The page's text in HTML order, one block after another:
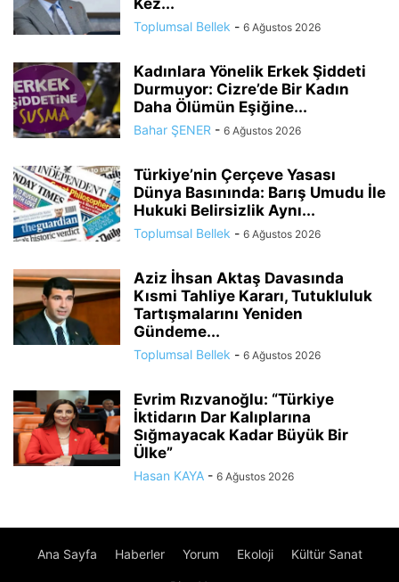
Toplumsal Bellek - 6 Ağustos 2026
Kadınlara Yönelik Erkek Şiddeti
Durmuyor: Cizre’de Bir Kadın
Daha Ölümün Eşiğine...
Bahar ŞENER - 6 Ağustos 2026
Türkiye’nin Çerçeve Yasası
Dünya Basınında: Barış Umudu İle
Hukuki Belirsizlik Aynı...
Toplumsal Bellek - 6 Ağustos 2026
Aziz İhsan Aktaş Davasında
Kısmi Tahliye Kararı, Tutukluluk
Tartışmalarını Yeniden
Gündeme...
Toplumsal Bellek - 6 Ağustos 2026
Evrim Rızvanoğlu: “Türkiye
İktidarın Dar Kalıplarına
Sığmayacak Kadar Büyük Bir
Ülke”
Hasan KAYA - 6 Ağustos 2026
Ana Sayfa Haberler Yorum Ekoloji Kültür Sanat